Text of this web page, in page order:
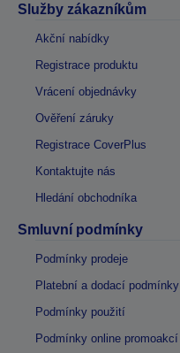
Služby zákazníkům
Akční nabídky
Registrace produktu
Vrácení objednávky
Ověření záruky
Registrace CoverPlus
Kontaktujte nás
Hledání obchodníka
Smluvní podmínky
Podmínky prodeje
Platební a dodací podmínky
Podmínky použití
Podmínky online promoakcí